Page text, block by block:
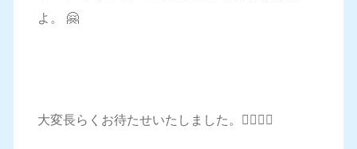
よ。 🤗
大変長らくお待たせいたしました。🙇‍♂️🙇‍♂️